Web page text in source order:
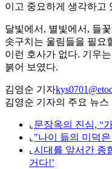
이고 중요하게 생각하고
달빛에서, 별빛에서, 들
솟구치는 울림들을 필요
이런 호사가 없다. 기우
붉어 보였다.
김영순 기자
김영순 기자의 주요 뉴스
⌞ 문장옥의 진심, “
⌞ "나이 듦의 미덕
⌞ 시대를 앞서간 종
거다!’